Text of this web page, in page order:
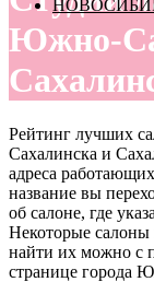
Южно-
Рейтинг лучших
Сахалинска и
адреса
название вы
об салоне, где
Некоторые салоны
найти их можно с
странице города